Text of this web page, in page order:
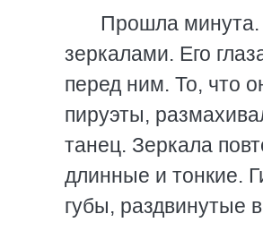
Прошла минута.
зеркалами. Его
перед ним. То, что
пируэты,
танец. Зеркала
длинные и тонкие.
губы, раздвинутые